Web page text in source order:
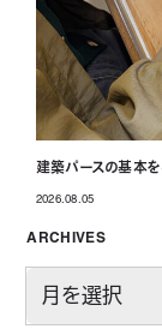
建築パースの基本
2026.08.05
ARCHIVES